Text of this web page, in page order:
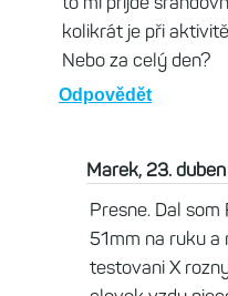
vibrace mi vadily víc
Odpovědět
Tak to LOL, já dal
se s tím sžil v první
mi to dokonce mega
to mi přijde